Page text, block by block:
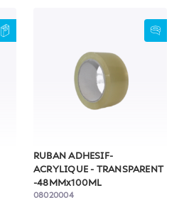
RUBAN ADHESIF-
ACRYLIQUE - TRANSPARENT
-48MMx100ML
08020004